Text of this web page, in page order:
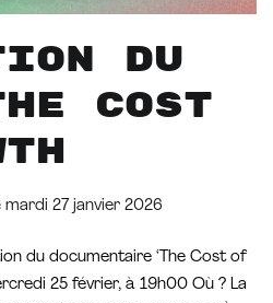
du
Cost
mardi 27 janvier 2026
du documentaire ‘The Cost of
25 février, à 19h00 Où ? La